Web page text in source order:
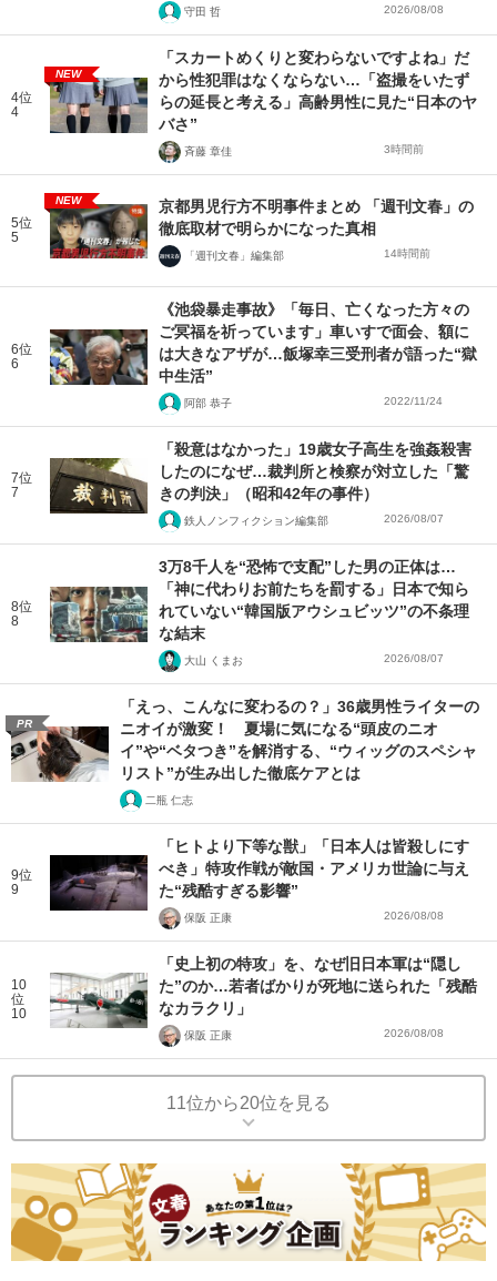
守田 哲 2026/08/08
4位
4
NEW
「スカートめくりと変わらないですよね」だ
から性犯罪はなくならない…「盗撮をいたず
らの延長と考える」高齢男性に見た“日本のヤ
バさ”
斉藤 章佳 3時間前
5位
5
NEW
京都男児行方不明事件まとめ 「週刊文春」の
徹底取材で明らかになった真相
「週刊文春」編集部 14時間前
6位
6
《池袋暴走事故》「毎日、亡くなった方々の
ご冥福を祈っています」車いすで面会、額に
は大きなアザが…飯塚幸三受刑者が語った“獄
中生活”
阿部 恭子 2022/11/24
7位
7
「殺意はなかった」19歳女子高生を強姦殺害
したのになぜ…裁判所と検察が対立した「驚
きの判決」（昭和42年の事件）
鉄人ノンフィクション編集部 2026/08/07
8位
8
3万8千人を“恐怖で支配”した男の正体は…
「神に代わりお前たちを罰する」日本で知ら
れていない“韓国版アウシュビッツ”の不条理
な結末
大山 くまお 2026/08/07
PR
「えっ、こんなに変わるの？」36歳男性ライターの
ニオイが激変！ 夏場に気になる“頭皮のニオ
イ”や“ベタつき”を解消する、“ウィッグのスペシャ
リスト”が生み出した徹底ケアとは
二瓶 仁志
9位
9
「ヒトより下等な獣」「日本人は皆殺しにす
べき」特攻作戦が敵国・アメリカ世論に与え
た“残酷すぎる影響”
保阪 正康 2026/08/08
10
位
10
「史上初の特攻」を、なぜ旧日本軍は“隠し
た”のか…若者ばかりが死地に送られた「残酷
なカラクリ」
保阪 正康 2026/08/08
11位から20位を見る